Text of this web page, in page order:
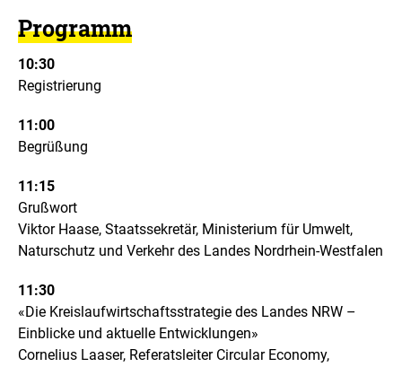
t
e
n
D
a
s
t
l
l
u
n
g
Programm
10:30
Registrierung
11:00
Begrüßung
11:15
Grußwort
Viktor Haase, Staatssekretär, Ministerium für Umwelt,
Naturschutz und Verkehr des Landes Nordrhein-Westfalen
11:30
«Die Kreislaufwirtschaftsstrategie des Landes NRW –
Einblicke und aktuelle Entwicklungen»
Cornelius Laaser, Referatsleiter Circular Economy,